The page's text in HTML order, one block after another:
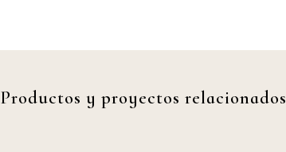
Productos y proyectos relacionados